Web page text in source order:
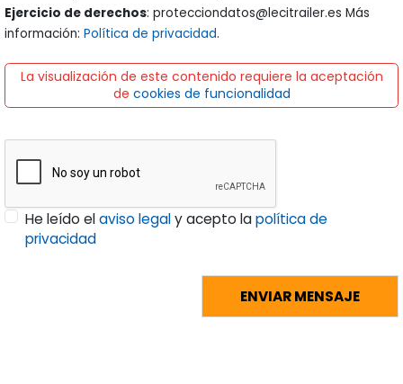
Ejercicio de derechos: protecciondatos@lecitrailer.es Más
información: Política de privacidad.
La visualización de este contenido requiere la aceptación
de cookies de funcionalidad
He leído elaviso legaly acepto lapolítica de
privacidad